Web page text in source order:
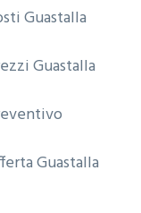
Guastalla
Guastalla
Guastalla